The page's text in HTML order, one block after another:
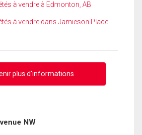
à vendre à Edmonton, AB
à vendre dans Jamieson Place
plus d'informations
NW